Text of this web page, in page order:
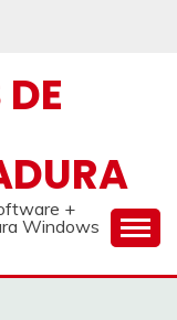
+
Windows